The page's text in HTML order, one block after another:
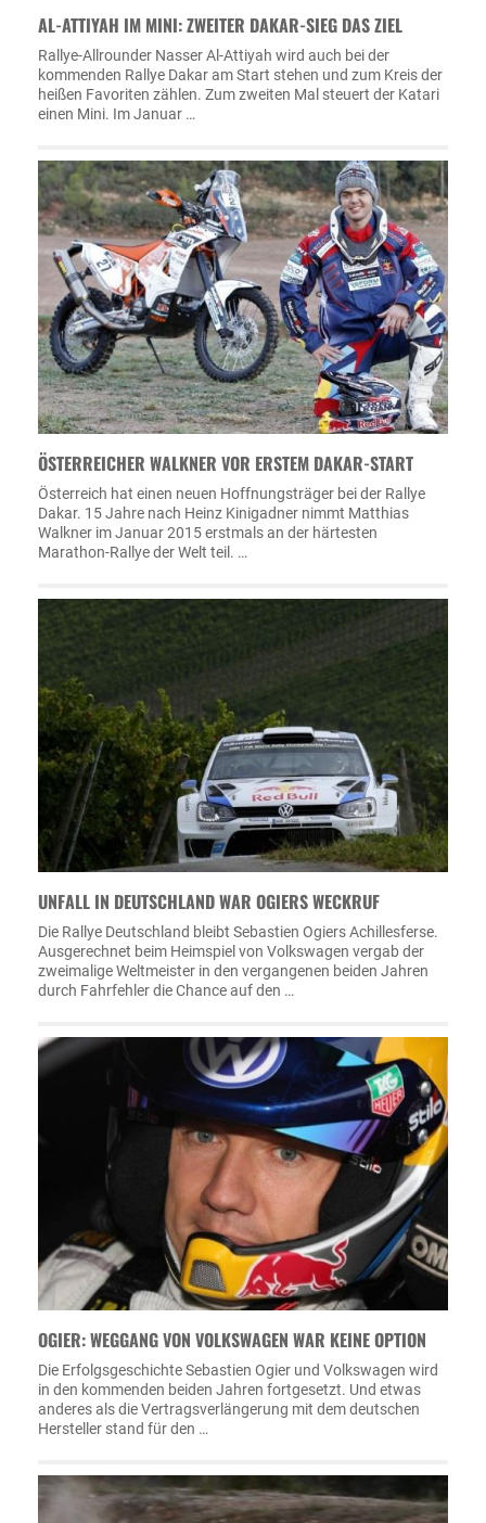
AL-ATTIYAH IM MINI: ZWEITER DAKAR-SIEG DAS ZIEL
Rallye-Allrounder Nasser Al-Attiyah wird auch bei der
kommenden Rallye Dakar am Start stehen und zum Kreis der
heißen Favoriten zählen. Zum zweiten Mal steuert der Katari
einen Mini. Im Januar …
ÖSTERREICHER WALKNER VOR ERSTEM DAKAR-START
Österreich hat einen neuen Hoffnungsträger bei der Rallye
Dakar. 15 Jahre nach Heinz Kinigadner nimmt Matthias
Walkner im Januar 2015 erstmals an der härtesten
Marathon-Rallye der Welt teil. …
UNFALL IN DEUTSCHLAND WAR OGIERS WECKRUF
Die Rallye Deutschland bleibt Sebastien Ogiers Achillesferse.
Ausgerechnet beim Heimspiel von Volkswagen vergab der
zweimalige Weltmeister in den vergangenen beiden Jahren
durch Fahrfehler die Chance auf den …
OGIER: WEGGANG VON VOLKSWAGEN WAR KEINE OPTION
Die Erfolgsgeschichte Sebastien Ogier und Volkswagen wird
in den kommenden beiden Jahren fortgesetzt. Und etwas
anderes als die Vertragsverlängerung mit dem deutschen
Hersteller stand für den …